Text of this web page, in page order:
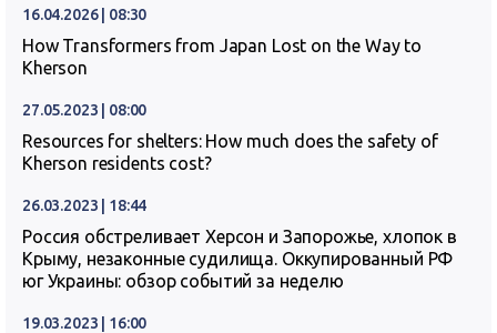
16.04.2026 | 08:30
How Transformers from Japan Lost on the Way to
Kherson
27.05.2023 | 08:00
Resources for shelters: How much does the safety of
Kherson residents cost?
26.03.2023 | 18:44
Россия обстреливает Херсон и Запорожье, хлопок в
Крыму, незаконные судилища. Оккупированный РФ
юг Украины: обзор событий за неделю
19.03.2023 | 16:00